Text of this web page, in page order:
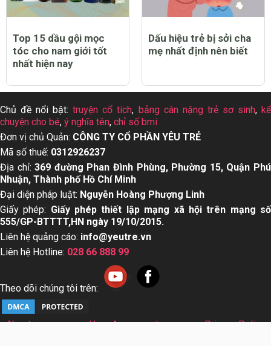
Top 15 dầu gội mọc
tóc cho nam giới tốt
nhất hiện nay
Dấu hiệu trẻ bị sởi cha
mẹ nhất định nên biết
Chủ đề nổi bật:truyện cổ tích, bảng cân nặng trẻ sơ sinh, kể
chuyện cho bé, ý nghĩa tên, chỉ số bmi
Đơn vị chủ Quản: CÔNG TY CỔ PHẦN YÊU TRẺ
Mã số thuế: 0312926237
Địa chỉ:369 đường Phan Đình Phùng, Phường 15, Quận Phú
Nhuận, Thành phố Hồ Chí Minh
Đại diện pháp luật: Nguyễn Hoàng Phượng Linh
Giấy phép: Giấy phép thiết lập mạng xã hội trên mạng số
555/GP-BTTTT,HN ngày 19/10/2015.
Liên hệ quảng cáo: info@yeutre.vn
Liên hệ Hotline: 028 66 888 99
Theo dõi chúng tôi trên:
About us User Agreement
Privacy Policy